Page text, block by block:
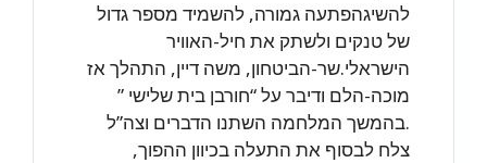
להשיגהפתעה גמורה, להשמיד מספר גדול
של טנקים ולשתק את חיל-האוויר
הישראלי.שר-הביטחון, משה דיין, התהלך אז
מוכה-הלם ודיבר על “חורבן בית שלישי ”
.בהמשך המלחמה השתנו הדברים וצה”ל
צלח לבסוף את התעלה בכיוון ההפוך,